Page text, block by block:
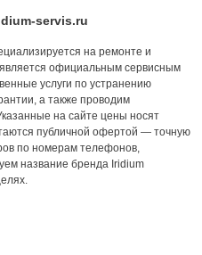
servis.ru
на ремонте и
официальным сервисным
услуги по устранению
а также проводим
на сайте цены носят
публичной офертой — точную
по номерам телефонов,
название бренда Iridium